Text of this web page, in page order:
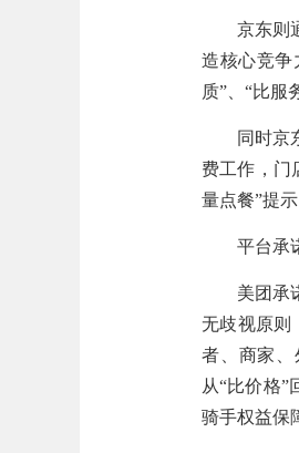
京东则
造核心竞争
质”、“比服
同时京
费工作，门
量点餐”提
平台承
美团承
无歧视原则
者、商家
从“比价格”
骑手权益保